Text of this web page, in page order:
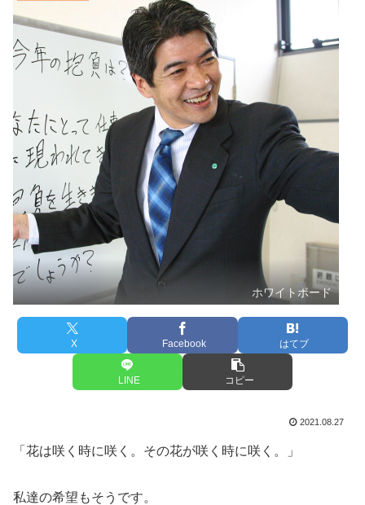
ホワイトボード
X Facebook はてブ
LINE コピー
2021.08.27
「花は咲く時に咲く。その花が咲く時に咲く。」
私達の希望もそうです。